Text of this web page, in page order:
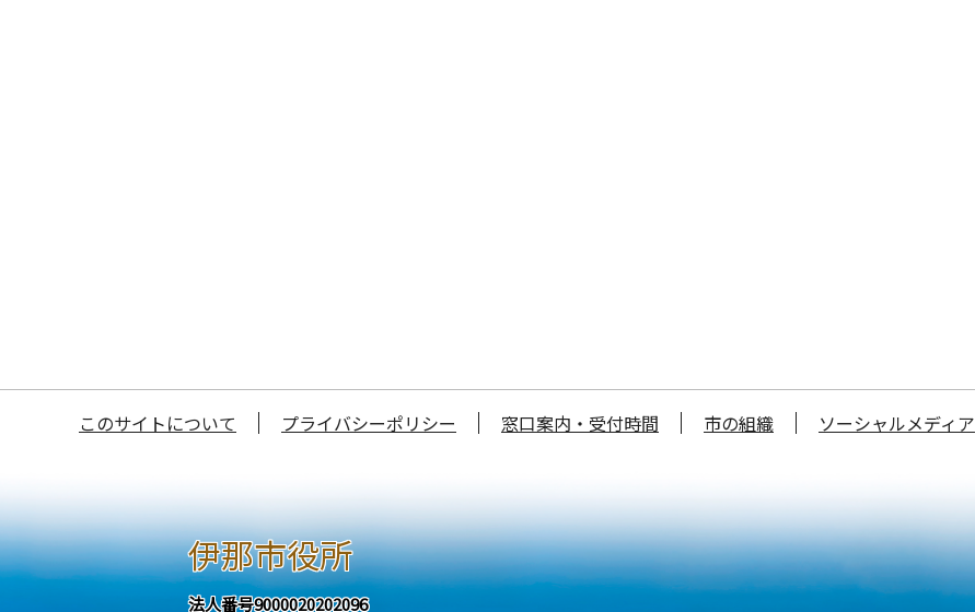
このサイトについて プライバシーポリシー 窓口案内・受付時間 市の組織 ソーシャルメディア
伊那市役所
法人番号9000020202096